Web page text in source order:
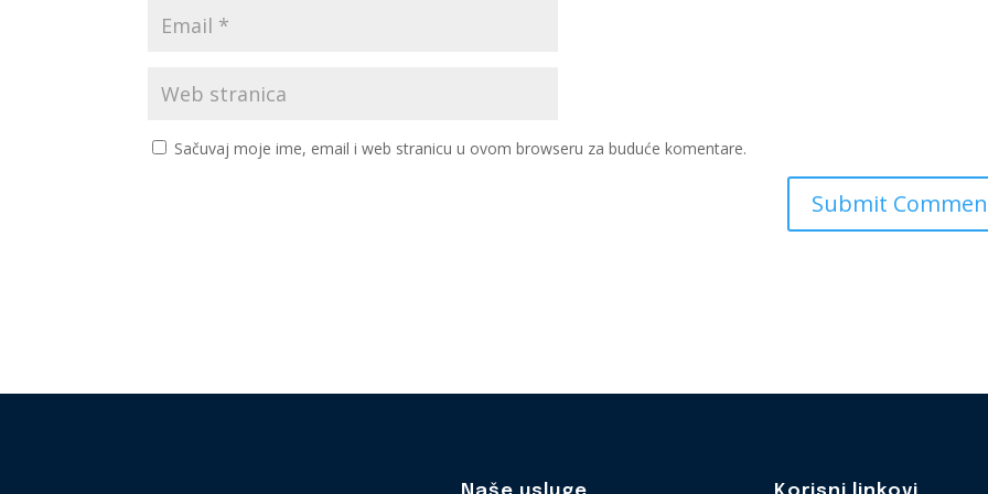
Sačuvaj moje ime, email i web stranicu u ovom browseru za buduće komentare.